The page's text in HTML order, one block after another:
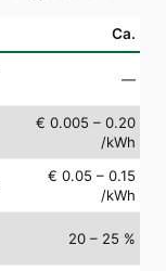
Ca.
—
€ 0.005 – 0.20
/kWh
€ 0.05 – 0.15
/kWh
20 – 25 %